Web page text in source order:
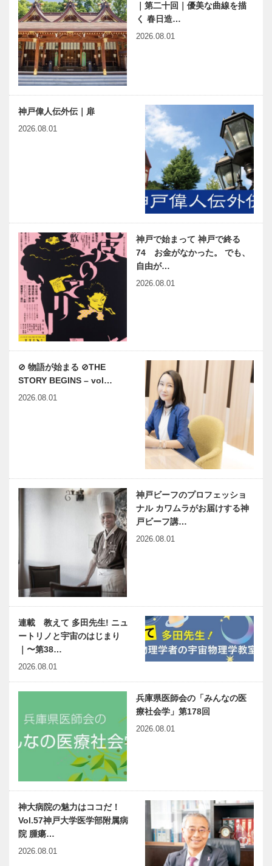
｜第二十回｜優美な曲線を描
く 春日造…
2026.08.01
神戸偉人伝外伝｜扉
2026.08.01
神戸で始まって 神戸で終る
74 お金がなかった。 でも、
自由が…
2026.08.01
⊘ 物語が始まる ⊘THE
STORY BEGINS – vol…
2026.08.01
神戸ビーフのプロフェッショ
ナル カワムラがお届けする神
戸ビーフ講…
2026.08.01
連載 教えて 多田先生! ニュ
ートリノと宇宙のはじまり
｜〜第38…
2026.08.01
兵庫県医師会の「みんなの医
療社会学」第178回
2026.08.01
神大病院の魅力はココだ！
Vol.57神戸大学医学部附属病
院 腫瘍…
2026.08.01